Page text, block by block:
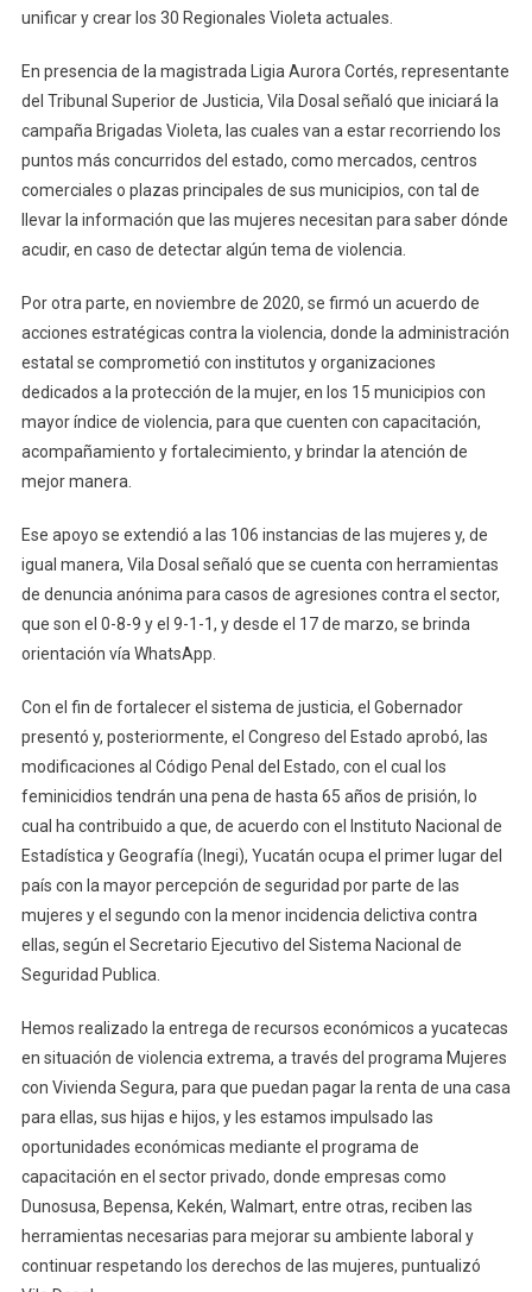
unificar y crear los 30 Regionales Violeta actuales.
En presencia de la magistrada Ligia Aurora Cortés, representante
del Tribunal Superior de Justicia, Vila Dosal señaló que iniciará la
campaña Brigadas Violeta, las cuales van a estar recorriendo los
puntos más concurridos del estado, como mercados, centros
comerciales o plazas principales de sus municipios, con tal de
llevar la información que las mujeres necesitan para saber dónde
acudir, en caso de detectar algún tema de violencia.
Por otra parte, en noviembre de 2020, se firmó un acuerdo de
acciones estratégicas contra la violencia, donde la administración
estatal se comprometió con institutos y organizaciones
dedicados a la protección de la mujer, en los 15 municipios con
mayor índice de violencia, para que cuenten con capacitación,
acompañamiento y fortalecimiento, y brindar la atención de
mejor manera.
Ese apoyo se extendió a las 106 instancias de las mujeres y, de
igual manera, Vila Dosal señaló que se cuenta con herramientas
de denuncia anónima para casos de agresiones contra el sector,
que son el 0-8-9 y el 9-1-1, y desde el 17 de marzo, se brinda
orientación vía WhatsApp.
Con el fin de fortalecer el sistema de justicia, el Gobernador
presentó y, posteriormente, el Congreso del Estado aprobó, las
modificaciones al Código Penal del Estado, con el cual los
feminicidios tendrán una pena de hasta 65 años de prisión, lo
cual ha contribuido a que, de acuerdo con el Instituto Nacional de
Estadística y Geografía (Inegi), Yucatán ocupa el primer lugar del
país con la mayor percepción de seguridad por parte de las
mujeres y el segundo con la menor incidencia delictiva contra
ellas, según el Secretario Ejecutivo del Sistema Nacional de
Seguridad Publica.
Hemos realizado la entrega de recursos económicos a yucatecas
en situación de violencia extrema, a través del programa Mujeres
con Vivienda Segura, para que puedan pagar la renta de una casa
para ellas, sus hijas e hijos, y les estamos impulsado las
oportunidades económicas mediante el programa de
capacitación en el sector privado, donde empresas como
Dunosusa, Bepensa, Kekén, Walmart, entre otras, reciben las
herramientas necesarias para mejorar su ambiente laboral y
continuar respetando los derechos de las mujeres, puntualizó